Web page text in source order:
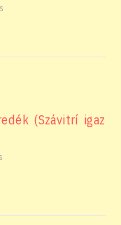
(Szávitrí igaz